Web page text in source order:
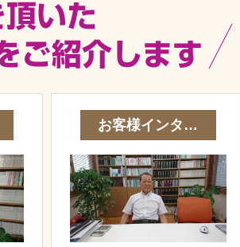
お客様インタ…